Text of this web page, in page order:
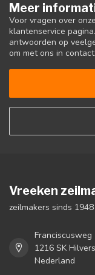
Meer
Voor vragen over
klantenservice
antwoorden op
om met ons in
Vreeken
zeilmakers sinds 1948
Franciscusweg
1216 SK
Nederland